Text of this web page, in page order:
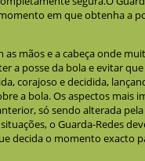
em que obtenha a
mãos e a cabeça onde
a posse da bola e evitar
corajoso e decidida,
a bola. Os aspectos mais
só sendo alterada
o Guarda-Redes
decida o momento exacto